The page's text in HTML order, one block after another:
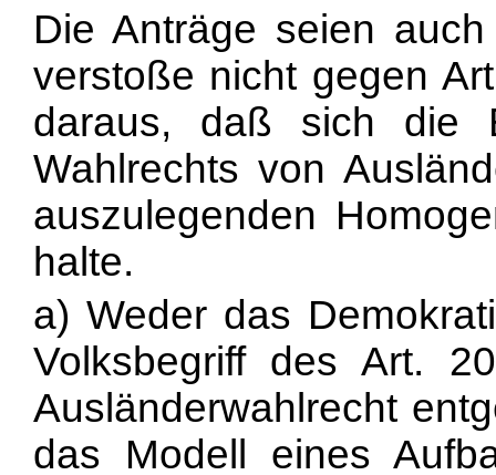
Die Anträge seien
verstoße nicht gegen
daraus, daß sich die
Wahlrechts von
auszulegenden
halte.
a) Weder das
Volksbegriff des Art.
Ausländerwahlrecht
das Modell eines